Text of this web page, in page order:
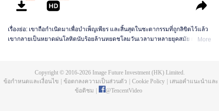
เรื่องย่อ: เขาถือกำเนิดมาเพื่อบำเพ็ญเพียร และสิ้นสุดในชะตากรรมที่ถูกลิขิตไว้แล้ว
เขากลายเป็นหยาดฝนโลหิตนับร้อยล้านหยดชโลมวันเวลามาหลายยุคสมัย ผ่านMore
Copyright © 2016-2026Image Future Investment (HK) Limited.
ข้อกำหนดและเงื่อนไข
ข้อตกลงความเป็นส่วนตัว Cookie Policy
เสนอคำแนะนำและ
ข้อติชม
@TencentVideo